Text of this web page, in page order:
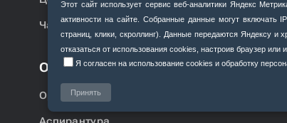
Этот сайт использует сервис веб‑аналитики Яндекс
активности на сайте. Собранные данные могут включать
страниц, клики, скроллинг). Данные передаются Яндексу
отказаться от использования cookies, настроив браузер или
Я согласен на использование cookies и обработку
Принять
Часто задаваемые вопросы
Обучающимся
Ординатура